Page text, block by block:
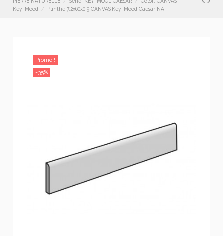
Key_Mood
Plinthe 7.2x60x0.9 CANVAS Key_Mood Caesar NA
Promo !
-35%